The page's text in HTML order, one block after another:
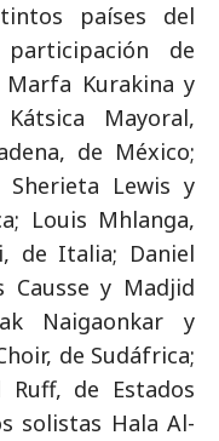
países del
de
Kurakina y
Mayoral,
de México;
Sherieta Lewis y
Louis Mhlanga,
de Italia; Daniel
Causse y Madjid
Naigaonkar y
de Sudáfrica;
Ruff, de Estados
solistas Hala Al-